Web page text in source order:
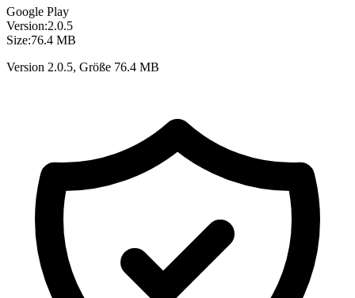
Google Play
Version:2.0.5
Size:76.4 MB
Version 2.0.5, Größe 76.4 MB